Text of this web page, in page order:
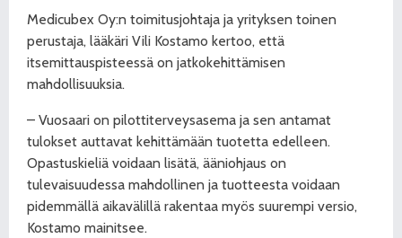
Medicubex Oy:n toimitusjohtaja ja yrityksen toinen
perustaja, lääkäri Vili Kostamo kertoo, että
itsemittauspisteessä on jatkokehittämisen
mahdollisuuksia.
– Vuosaari on pilottiterveysasema ja sen antamat
tulokset auttavat kehittämään tuotetta edelleen.
Opastuskieliä voidaan lisätä, ääniohjaus on
tulevaisuudessa mahdollinen ja tuotteesta voidaan
pidemmällä aikavälillä rakentaa myös suurempi versio,
Kostamo mainitsee.